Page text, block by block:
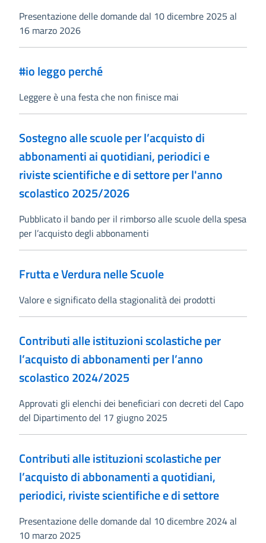
Presentazione delle domande dal 10 dicembre 2025 al
16 marzo 2026
#io leggo perché
Leggere è una festa che non finisce mai
Sostegno alle scuole per l’acquisto di
abbonamenti ai quotidiani, periodici e
riviste scientifiche e di settore per l'anno
scolastico 2025/2026
Pubblicato il bando per il rimborso alle scuole della spesa
per l’acquisto degli abbonamenti
Frutta e Verdura nelle Scuole
Valore e significato della stagionalità dei prodotti
Contributi alle istituzioni scolastiche per
l’acquisto di abbonamenti per l’anno
scolastico 2024/2025
Approvati gli elenchi dei beneficiari con decreti del Capo
del Dipartimento del 17 giugno 2025
Contributi alle istituzioni scolastiche per
l’acquisto di abbonamenti a quotidiani,
periodici, riviste scientifiche e di settore
Presentazione delle domande dal 10 dicembre 2024 al
10 marzo 2025